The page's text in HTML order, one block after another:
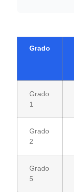
Grado
Grado
1
Grado
2
Grado
5